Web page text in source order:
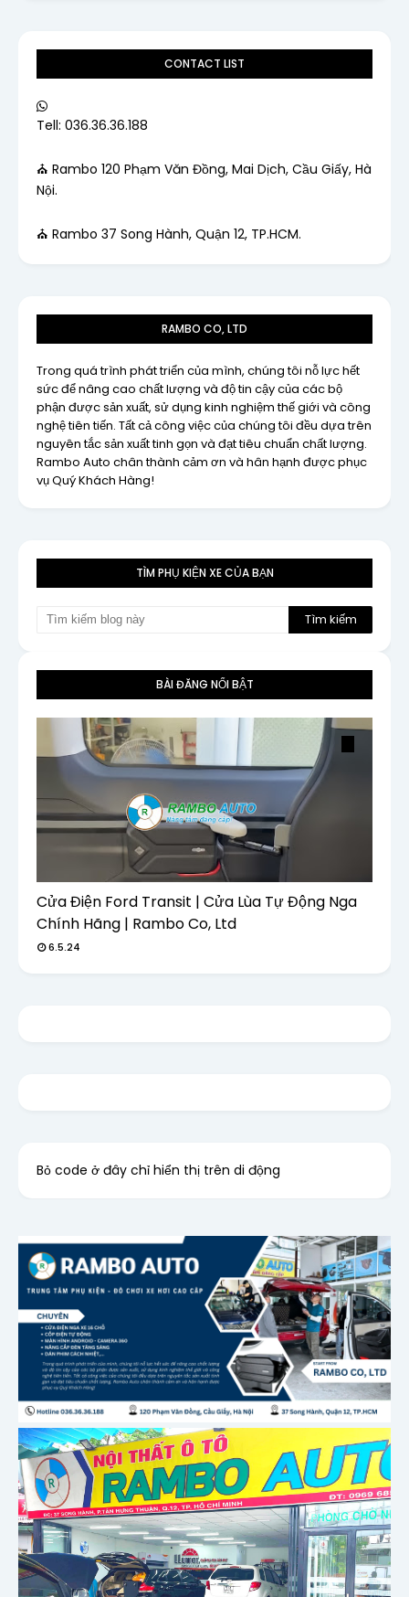
CONTACT LIST
Tell: 036.36.36.188
⛪ Rambo 120 Phạm Văn Đồng, Mai Dịch, Cầu Giấy, Hà
Nội.
⛪ Rambo 37 Song Hành, Quận 12, TP.HCM.
RAMBO CO, LTD
Trong quá trình phát triển của mình, chúng tôi nỗ lực hết
sức để nâng cao chất lượng và độ tin cậy của các bộ
phận được sản xuất, sử dụng kinh nghiệm thế giới và công
nghệ tiên tiến. Tất cả công việc của chúng tôi đều dựa trên
nguyên tắc sản xuất tinh gọn và đạt tiêu chuẩn chất lượng.
Rambo Auto chân thành cảm ơn và hân hạnh được phục
vụ Quý Khách Hàng!
TÌM PHỤ KIỆN XE CỦA BẠN
BÀI ĐĂNG NỔI BẬT
Cửa Điện Ford Transit | Cửa Lùa Tự Động Nga
Chính Hãng | Rambo Co, Ltd
6.5.24
Bỏ code ở đây chỉ hiển thị trên di động